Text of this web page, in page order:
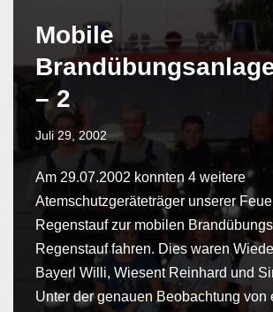
Mobile
– 2
Juli 29, 2002
Am 29.07.2002 konnten 4 weitere
Atemschutzgeräteträger unserer
Regenstauf zur mobilen
Regenstauf fahren. Dies waren
Bayerl Willi, Wiesent Reinhard und
Unter der genauen Beobachtung von